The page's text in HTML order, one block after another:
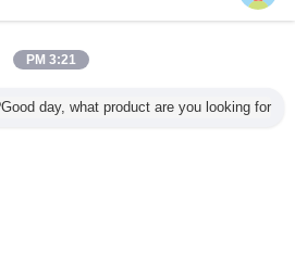
3:21 PM
Good day, what product are you looking for?